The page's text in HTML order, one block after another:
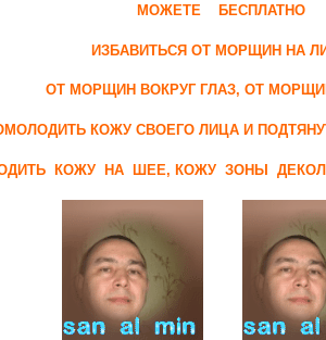
МОЖЕТЕ БЕСПЛАТНО
ИЗБАВИТЬСЯ ОТ МОРЩИН НА
ОТ МОРЩИН ВОКРУГ ГЛАЗ, ОТ
КОЖУ СВОЕГО ЛИЦА И
КОЖУ НА ШЕЕ, КОЖУ ЗОНЫ